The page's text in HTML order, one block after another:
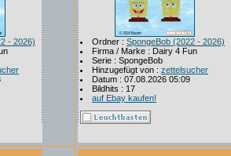
- 2026)
Ordner : SpongeBob (2022 - 2026)
Firma / Marke : Dairy 4 Fun
Serie : SpongeBob
Hinzugefügt von : zettelsucher
Datum : 07.08.2026 05:09
Bildhits : 17
auf Ebay kaufen!